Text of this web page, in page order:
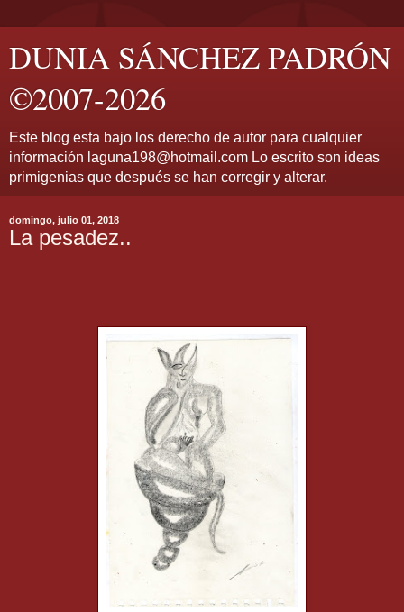
DUNIA SÁNCHEZ PADRÓN
©2007-2026
Este blog esta bajo los derecho de autor para cualquier
información laguna198@hotmail.com Lo escrito son ideas
primigenias que después se han corregir y alterar.
domingo, julio 01, 2018
La pesadez..